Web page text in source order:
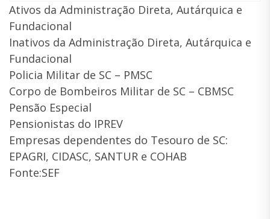
Ativos da Administração Direta, Autárquica e
Fundacional
Inativos da Administração Direta, Autárquica e
Fundacional
Policia Militar de SC – PMSC
Corpo de Bombeiros Militar de SC – CBMSC
Pensão Especial
Pensionistas do IPREV
Empresas dependentes do Tesouro de SC:
EPAGRI, CIDASC, SANTUR e COHAB
Fonte:SEF